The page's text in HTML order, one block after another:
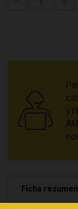
y
Ficha resumen